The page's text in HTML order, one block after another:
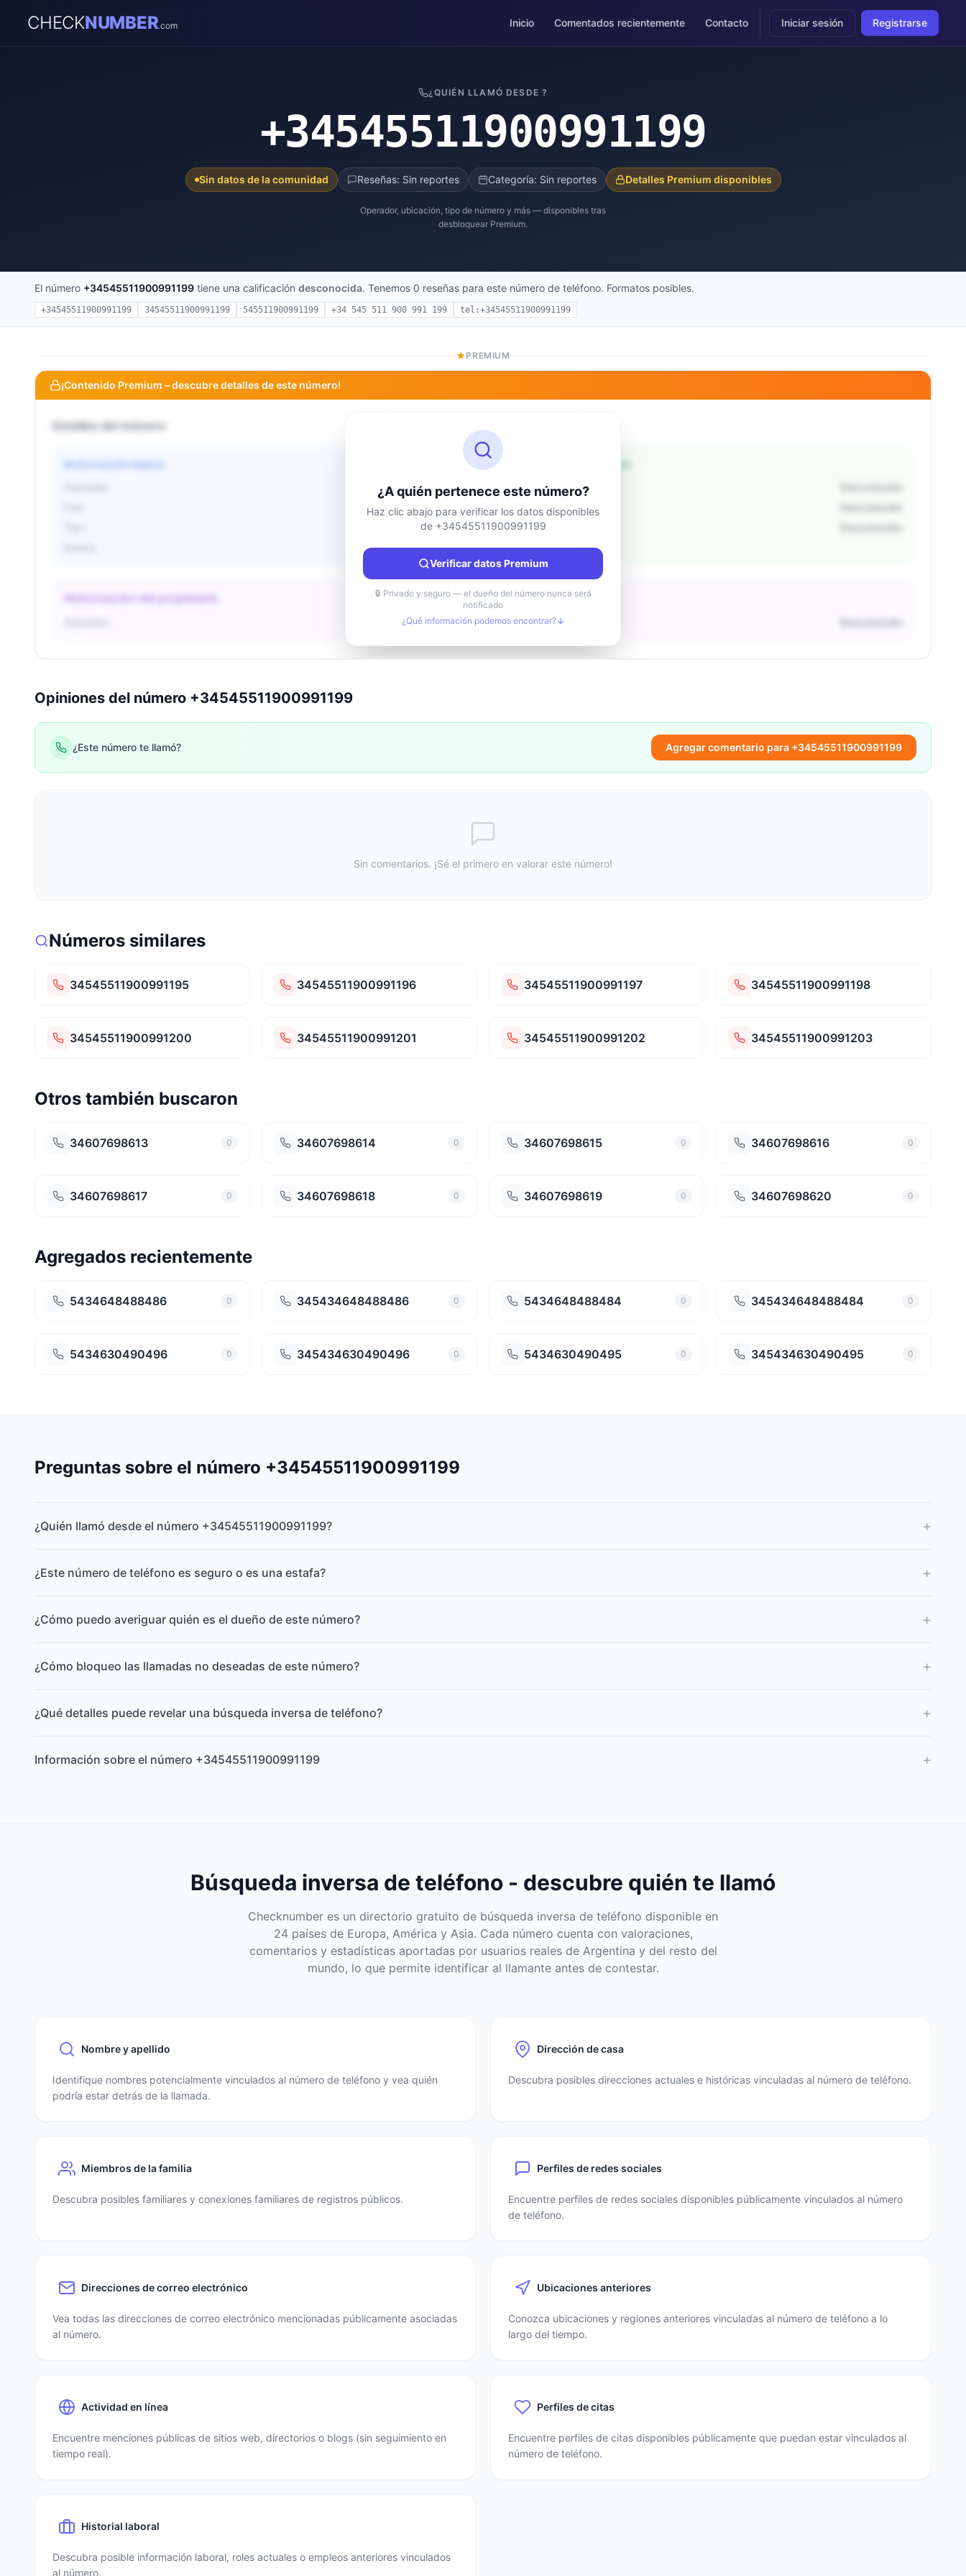
CHECKNUMBER.com Inicio Comentados recientemente Contacto Iniciar sesión Registrarse
¿QUIÉN LLAMÓ DESDE ?
+34545511900991199
Sin datos de la comunidad Reseñas: Sin reportes Categoría: Sin reportes Detalles Premium disponibles
Operador, ubicación, tipo de número y más — disponibles tras
desbloquear Premium.
El número +34545511900991199 tiene una calificación desconocida. Tenemos 0 reseñas para este número de teléfono. Formatos posibles.
+34545511900991199 34545511900991199 545511900991199 +34 545 511 900 991 199 tel:+34545511900991199
PREMIUM
¡Contenido Premium – descubre detalles de este número!
Detalles del número
Información básica
Desconocido
Desconocido
Desconocido
Desconocido
País
Ciudad
Región
Información del propietario
Desconocido Tipo
¿A quién pertenece este número?
Haz clic abajo para verificar los datos disponibles
de +34545511900991199
Verificar datos Premium
🔒 Privado y seguro — el dueño del número nunca será
notificado
¿Qué información podemos encontrar?
Opiniones del número +34545511900991199
¿Este número te llamó? Agregar comentario para +34545511900991199
Sin comentarios. ¡Sé el primero en valorar este número!
Números similares
34545511900991195 34545511900991196 34545511900991197 34545511900991198
34545511900991200 34545511900991201 34545511900991202 34545511900991203
Otros también buscaron
34607698613 0 34607698614 0 34607698615 0 34607698616 0
34607698617 0 34607698618 0 34607698619 0 34607698620 0
Agregados recientemente
5434648488486 0 345434648488486 0 5434648488484 0 345434648488484 0
5434630490496 0 345434630490496 0 5434630490495 0 345434630490495 0
Preguntas sobre el número +34545511900991199
¿Quién llamó desde el número +34545511900991199? +
¿Este número de teléfono es seguro o es una estafa? +
¿Cómo puedo averiguar quién es el dueño de este número? +
¿Cómo bloqueo las llamadas no deseadas de este número? +
¿Qué detalles puede revelar una búsqueda inversa de teléfono? +
Información sobre el número +34545511900991199 +
Búsqueda inversa de teléfono - descubre quién te llamó
Checknumber es un directorio gratuito de búsqueda inversa de teléfono disponible en
24 países de Europa, América y Asia. Cada número cuenta con valoraciones,
comentarios y estadísticas aportadas por usuarios reales de Argentina y del resto del
mundo, lo que permite identificar al llamante antes de contestar.
Nombre y apellido
Identifique nombres potencialmente vinculados al número de teléfono y vea quién
podría estar detrás de la llamada.
Dirección de casa
Descubra posibles direcciones actuales e históricas vinculadas al número de teléfono.
Miembros de la familia
Descubra posibles familiares y conexiones familiares de registros públicos.
Perfiles de redes sociales
Encuentre perfiles de redes sociales disponibles públicamente vinculados al número
de teléfono.
Direcciones de correo electrónico
Vea todas las direcciones de correo electrónico mencionadas públicamente asociadas
al número.
Ubicaciones anteriores
Conozca ubicaciones y regiones anteriores vinculadas al número de teléfono a lo
largo del tiempo.
Actividad en línea
Encuentre menciones públicas de sitios web, directorios o blogs (sin seguimiento en
tiempo real).
Perfiles de citas
Encuentre perfiles de citas disponibles públicamente que puedan estar vinculados al
número de teléfono.
Historial laboral
Descubra posible información laboral, roles actuales o empleos anteriores vinculados
al número.